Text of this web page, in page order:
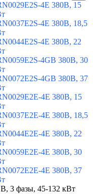
4E 380В, 15
4E 380В, 18,5
4E 380В, 22
4GB 380В, 30
4GB 380В, 37
4E 380В, 15
4E 380В, 18,5
4E 380В, 22
4E 380В, 30
4E 380В, 37
3 фазы, 45-132 кВт